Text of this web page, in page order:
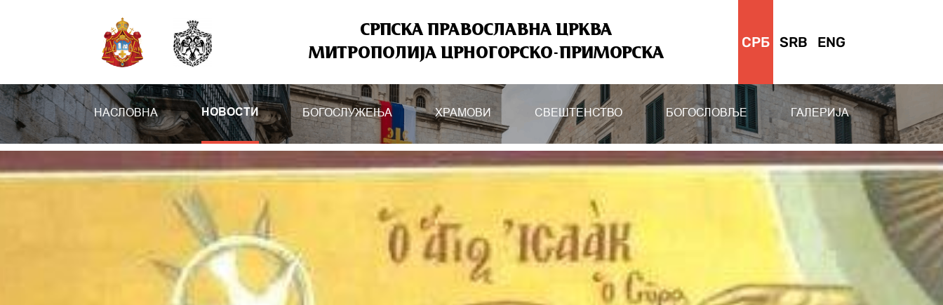
СРПСКА ПРАВОСЛАВНА ЦРКВА
МИТРОПОЛИЈА ЦРНОГОРСКО-ПРИМОРСКА
СРБ SRB ENG
НАСЛОВНА НОВОСТИ БОГОСЛУЖЕЊА ХРАМОВИ СВЕШТЕНСТВО БОГОСЛОВЉЕ ГАЛЕРИЈА